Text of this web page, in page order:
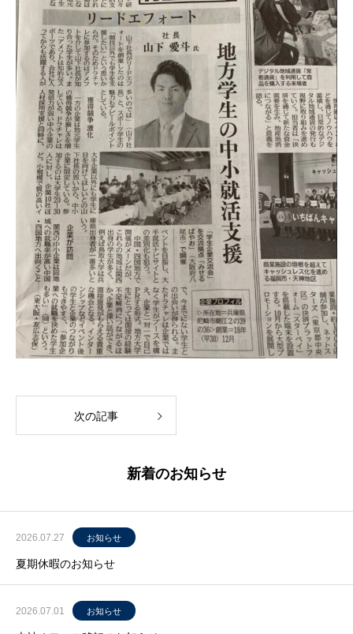
次の記事
新着のお知らせ
2026.07.27 お知らせ
夏期休暇のお知らせ
2026.07.01 お知らせ